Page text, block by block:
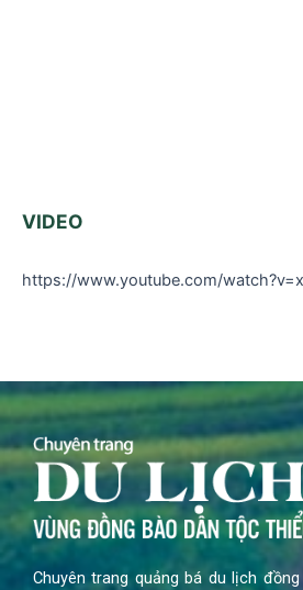
VIDEO
https://www.youtube.com/
Chuyên trang quảng bá du lịch